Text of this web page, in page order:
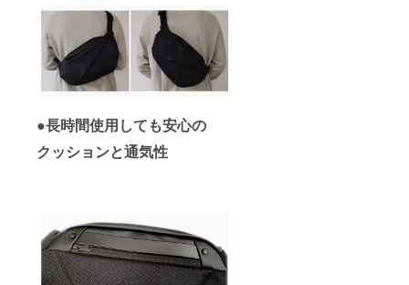
●長時間使用しても安心の
クッションと通気性